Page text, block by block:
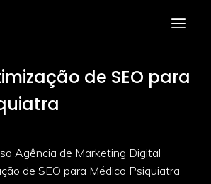
de SEO para
Agência de Marketing Digital
de SEO para Médico Psiquiatra